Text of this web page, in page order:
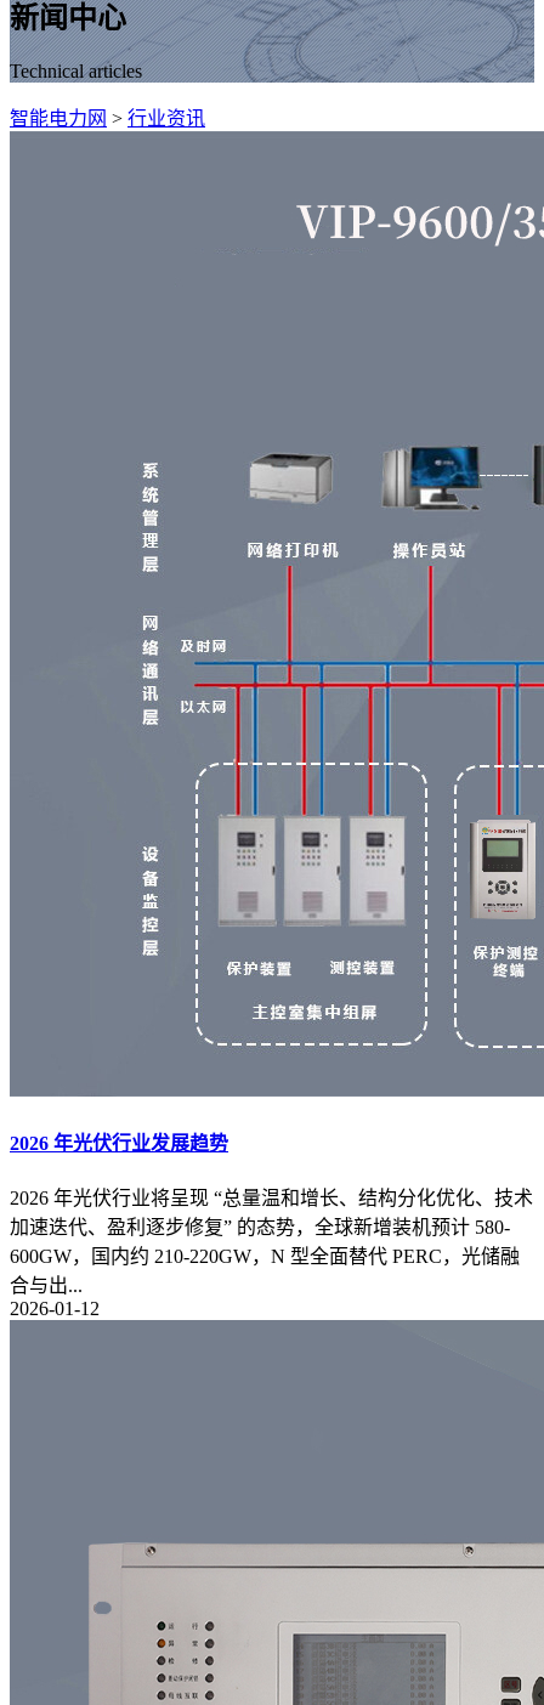
新闻中心
Technical articles
智能电力网 > 行业资讯
2026 年光伏行业发展趋势
2026 年光伏行业将呈现 “总量温和增长、结构分化优化、技术
加速迭代、盈利逐步修复” 的态势，全球新增装机预计 580-
600GW，国内约 210-220GW，N 型全面替代 PERC，光储融
合与出...
2026-01-12